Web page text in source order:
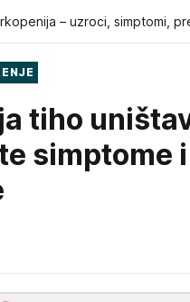
– uzroci, simptomi,
tiho
simptome